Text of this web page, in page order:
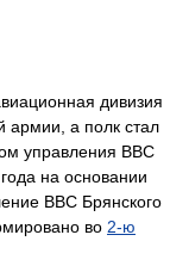
дивизия
армии, а полк стал
управления ВВС
на основании
ВВС Брянского
во 2-ю